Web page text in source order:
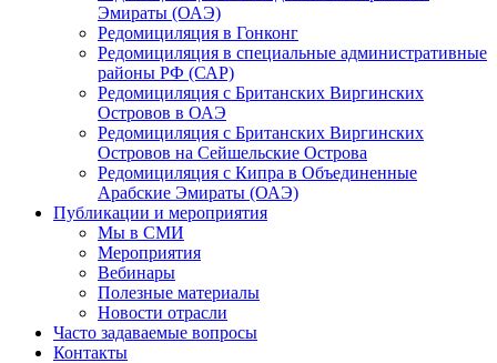
Эмираты (ОАЭ)
Редомициляция в Гонконг
Редомициляция в специальные административные
районы РФ (САР)
Редомициляция с Британских Виргинских
Островов в ОАЭ
Редомициляция с Британских Виргинских
Островов на Сейшельские Острова
Редомициляция с Кипра в Объединенные
Арабские Эмираты (ОАЭ)
Публикации и мероприятия
Мы в СМИ
Мероприятия
Вебинары
Полезные материалы
Новости отрасли
Часто задаваемые вопросы
Контакты